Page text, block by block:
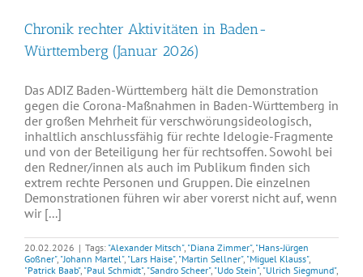
Chronik rechter Aktivitäten in Baden-
Württemberg (Januar 2026)
Das ADIZ Baden-Württemberg hält die Demonstration
gegen die Corona-Maßnahmen in Baden-Württemberg in
der großen Mehrheit für verschwörungsideologisch,
inhaltlich anschlussfähig für rechte Idelogie-Fragmente
und von der Beteiligung her für rechtsoffen. Sowohl bei
den Redner/innen als auch im Publikum finden sich
extrem rechte Personen und Gruppen. Die einzelnen
Demonstrationen führen wir aber vorerst nicht auf, wenn
wir [...]
20.02.2026 | Tags: "Alexander Mitsch", "Diana Zimmer", "Hans-Jürgen
Goßner", "Johann Martel", "Lars Haise", "Martin Sellner", "Miguel Klauss",
"Patrick Baab", "Paul Schmidt", "Sandro Scheer", "Udo Stein", "Ulrich Siegmund",